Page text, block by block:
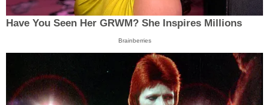
Have You Seen Her GRWM? She Inspires Millions
Brainberries